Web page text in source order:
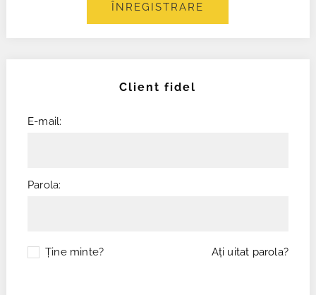
ÎNREGISTRARE
Client fidel
E-mail:
Parola:
Ţine minte? Aţi uitat parola?